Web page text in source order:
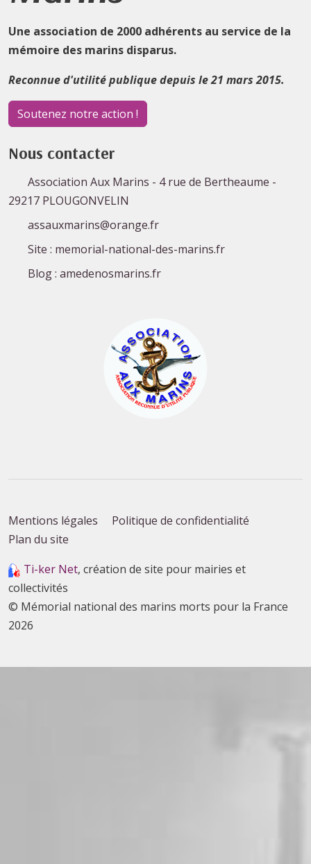
Une association de 2000 adhérents au service de la
mémoire des marins disparus.
Reconnue d'utilité publique depuis le 21 mars 2015.
Soutenez notre action !
Nous contacter
Association Aux Marins - 4 rue de Bertheaume -
29217 PLOUGONVELIN
assauxmarins@orange.fr
Site : memorial-national-des-marins.fr
Blog : amedenosmarins.fr
Mentions légales
Politique de confidentialité
Plan du site
Ti-ker Net, création de site pour mairies et
collectivités
© Mémorial national des marins morts pour la France
2026